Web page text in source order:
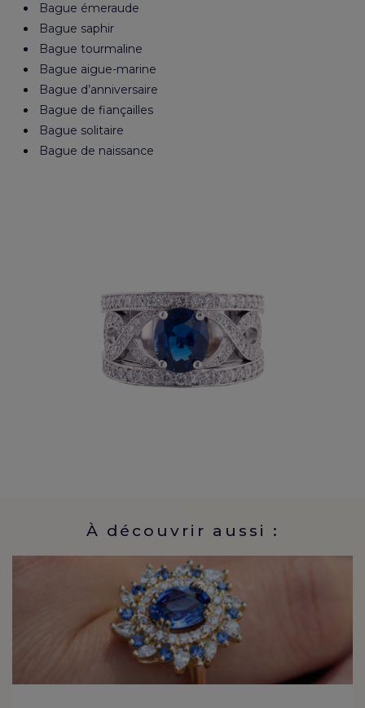
Bague émeraude
Bague saphir
Bague tourmaline
Bague aigue-marine
Bague d’anniversaire
Bague de fiançailles
Bague solitaire
Bague de naissance
À découvrir aussi :